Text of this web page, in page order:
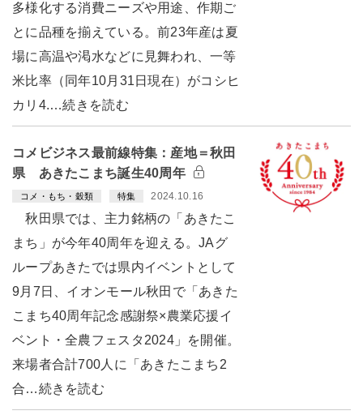
多様化する消費ニーズや用途、作期ご
とに品種を揃えている。前23年産は夏
場に高温や渇水などに見舞われ、一等
米比率（同年10月31日現在）がコシヒ
カリ4.…続きを読む
コメビジネス最前線特集：産地＝秋田
県 あきたこまち誕生40周年
コメ・もち・穀類 特集 2024.10.16
秋田県では、主力銘柄の「あきたこ
まち」が今年40周年を迎える。JAグ
ループあきたでは県内イベントとして
9月7日、イオンモール秋田で「あきた
こまち40周年記念感謝祭×農業応援イ
ベント・全農フェスタ2024」を開催。
来場者合計700人に「あきたこまち2
合…続きを読む